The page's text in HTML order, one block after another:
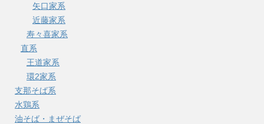
矢口家系
近藤家系
寿々喜家系
直系
王道家系
環2家系
支那そば系
水鶏系
油そば・まぜそば